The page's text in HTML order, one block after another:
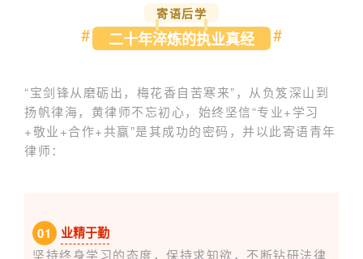
寄语后学
# 二十年淬炼的执业真经 #
“宝剑锋从磨砺出，梅花香自苦寒来”，从负笈深山到
扬帆律海，黄律师不忘初心，始终坚信“专业+学习
+敬业+合作+共赢”是其成功的密码，并以此寄语青年
律师：
01 业精于勤
坚持终身学习的态度，保持求知欲，不断钻研法律